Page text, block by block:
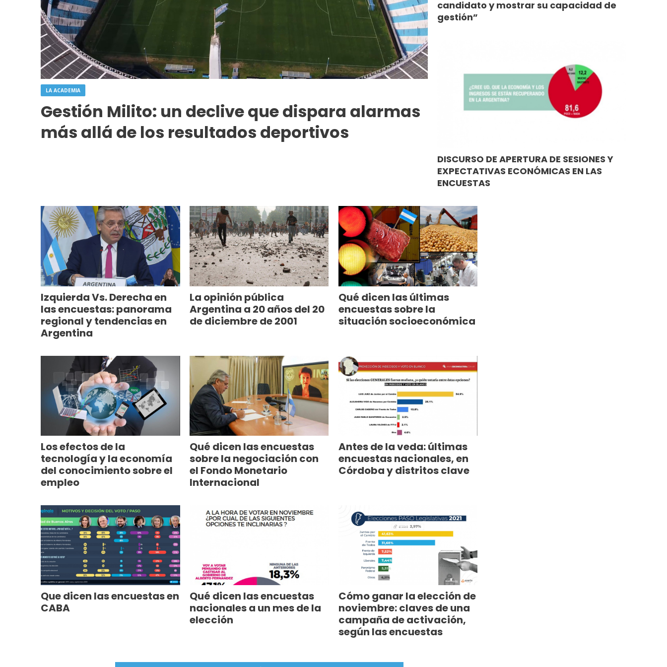
LA ACADEMIA
Gestión Milito: un declive que dispara alarmas
más allá de los resultados deportivos
candidato y mostrar su capacidad de
gestión”
DISCURSO DE APERTURA DE SESIONES Y
EXPECTATIVAS ECONÓMICAS EN LAS
ENCUESTAS
Izquierda Vs. Derecha en
las encuestas: panorama
regional y tendencias en
Argentina
La opinión pública
Argentina a 20 años del 20
de diciembre de 2001
Qué dicen las últimas
encuestas sobre la
situación socioeconómica
Los efectos de la
tecnología y la economía
del conocimiento sobre el
empleo
Qué dicen las encuestas
sobre la negociación con
el Fondo Monetario
Internacional
Antes de la veda: últimas
encuestas nacionales, en
Córdoba y distritos clave
Que dicen las encuestas en
CABA
Qué dicen las encuestas
nacionales a un mes de la
elección
Cómo ganar la elección de
noviembre: claves de una
campaña de activación,
según las encuestas